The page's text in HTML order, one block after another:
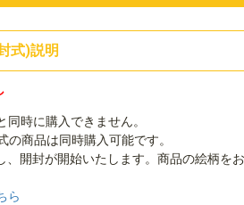
式)説明
時に購入できません。
の商品は同時購入可能です。
開封が開始いたします。商品の絵柄を
ら